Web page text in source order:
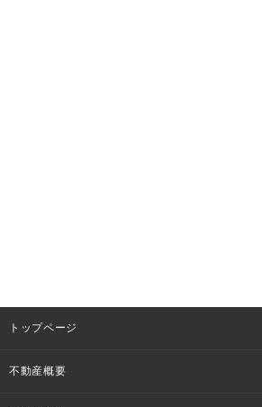
トップページ
不動産概要